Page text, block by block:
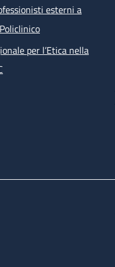
esterni a
per l’Etica nella